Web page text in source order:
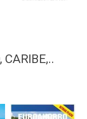
CARIBE,..